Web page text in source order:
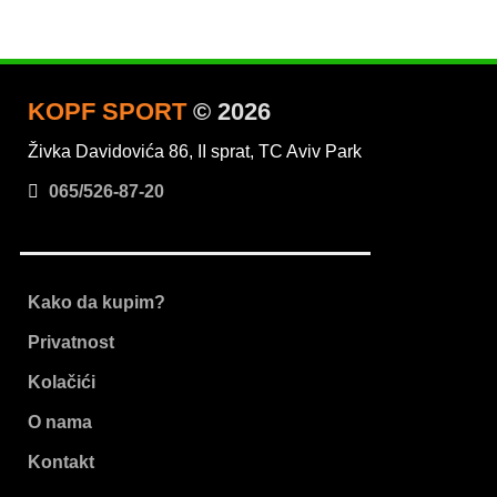
KOPF SPORT© 2026
Živka Davidovića 86, II sprat, TC Aviv Park
065/526-87-20
Kako da kupim?
Privatnost
Kolačići
O nama
Kontakt